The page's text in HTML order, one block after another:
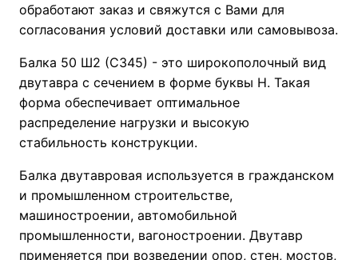
обработают заказ и свяжутся с Вами для
согласования условий доставки или самовывоза.
Балка 50 Ш2 (С345) - это широкополочный вид
двутавра с сечением в форме буквы Н. Такая
форма обеспечивает оптимальное
распределение нагрузки и высокую
стабильность конструкции.
Балка двутавровая используется в гражданском
и промышленном строительстве,
машиностроении, автомобильной
промышленности, вагоностроении. Двутавр
применяется при возведении опор, стен, мостов,